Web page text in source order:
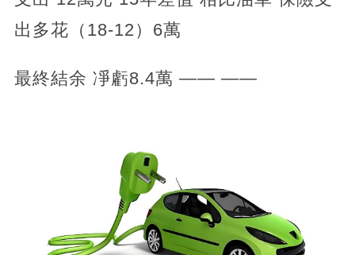
出多花（18-12）6萬
最終結余 凈虧8.4萬 —— ——